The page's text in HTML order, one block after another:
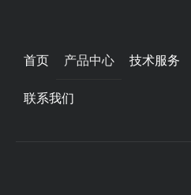
首页 产品中心 技术服务
联系我们